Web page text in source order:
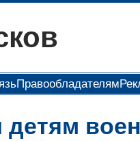
Правообладателям
детям